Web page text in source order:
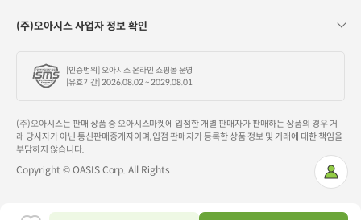
마
이
지
(주)오아시스 사업자 정보 확인
[인증범위] 오아시스 온라인 쇼핑몰 운영
[유효기간] 2026.08.02 ~ 2029.08.01
(주)오아시스는 판매 상품 중 오아시스마켓에 입점한 개별 판매자가 판매하는 상품의 경우 거
래 당사자가 아닌 통신판매중개자이며, 입점 판매자가 등록한 상품 정보 및 거래에 대한 책임을
부담하지 않습니다.
Copyright © OASIS Corp. All Rights